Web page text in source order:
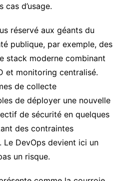
cas d’usage.
réservé aux géants du
publique, par exemple, des
stack moderne combinant
et monitoring centralisé.
de collecte
de déployer une nouvelle
de sécurité en quelques
des contraintes
Le DevOps devient ici un
un risque.